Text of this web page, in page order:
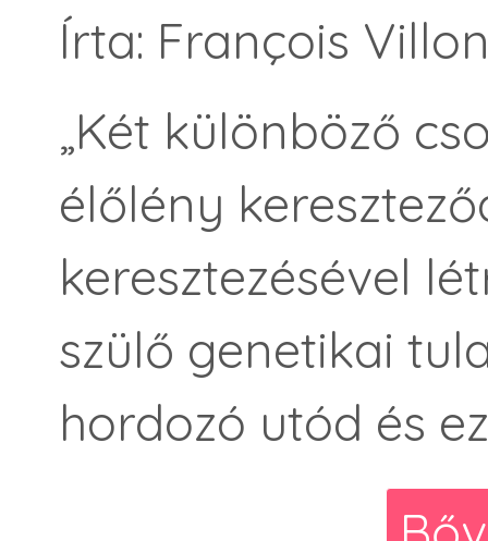
Írta: François
„Két különböző
élőlény
keresztezésével
szülő genetikai
hordozó utód és